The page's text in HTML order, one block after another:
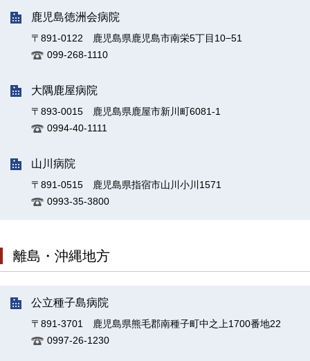
鹿児島徳洲会病院
〒891-0122 鹿児島県鹿児島市南栄5丁目10−51
099-268-1110
大隅鹿屋病院
〒893-0015 鹿児島県鹿屋市新川町6081-1
0994-40-1111
山川病院
〒891-0515 鹿児島県指宿市山川小川1571
0993-35-3800
離島・沖縄地方
公立種子島病院
〒891-3701 鹿児島県熊毛郡南種子町中之上1700番地22
0997-26-1230